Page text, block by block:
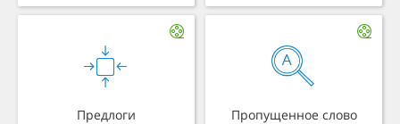
Предлоги Пропущенное слово